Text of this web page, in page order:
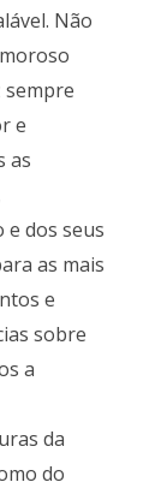
Não
sempre
e
as
e dos seus
as mais
e
sobre
a
da
do